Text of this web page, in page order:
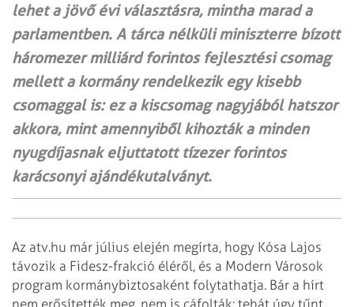
lehet a jövő évi választásra, mintha marad a
parlamentben. A tárca nélküli miniszterre bízott
háromezer milliárd forintos fejlesztési csomag
mellett a kormány rendelkezik egy kisebb
csomaggal is: ez a kiscsomag nagyjából hatszor
akkora, mint amennyiből kihozták a minden
nyugdíjasnak eljuttatott tízezer forintos
karácsonyi ajándékutalványt.
Az atv.hu már július elején megírta, hogy Kósa Lajos
távozik a Fidesz-frakció éléről, és a Modern Városok
program kormánybiztosaként folytathatja. Bár a hírt
nem erősítették meg, nem is cáfolták: tehát úgy tűnt,